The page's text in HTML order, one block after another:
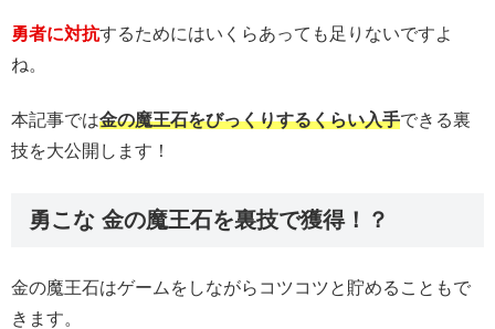
勇者に対抗するためにはいくらあっても足りないですよ
ね。
本記事では金の魔王石をびっくりするくらい入手できる裏
技を大公開します！
勇こな 金の魔王石を裏技で獲得！？
金の魔王石はゲームをしながらコツコツと貯めることもで
きます。